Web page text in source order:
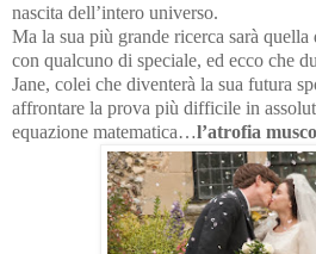
nascita dell’intero universo.
Ma la sua più grande ricerca sarà
con qualcuno di speciale, ed ecco che
Jane, colei che diventerà la sua futura
affrontare la prova più difficile in
equazione matematica…l’atrofia